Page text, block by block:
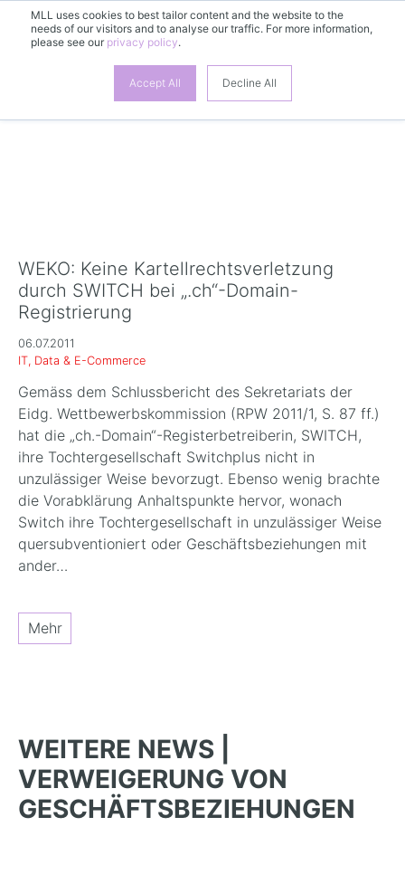
MLL uses cookies to best tailor content and the website to the
needs of our visitors and to analyse our traffic. For more information,
please see our privacy policy.
Accept All Decline All
DE
WEKO: Keine Kartellrechtsverletzung
durch SWITCH bei „.ch“-Domain-
Registrierung
06.07.2011
IT, Data & E-Commerce
Gemäss dem Schlussbericht des Sekretariats der
Eidg. Wettbewerbskommission (RPW 2011/1, S. 87 ff.)
hat die „ch.-Domain“-Registerbetreiberin, SWITCH,
ihre Tochtergesellschaft Switchplus nicht in
unzulässiger Weise bevorzugt. Ebenso wenig brachte
die Vorabklärung Anhaltspunkte hervor, wonach
Switch ihre Tochtergesellschaft in unzulässiger Weise
quersubventioniert oder Geschäftsbeziehungen mit
ander…
Mehr
WEITERE NEWS |
VERWEIGERUNG VON
GESCHÄFTSBEZIEHUNGEN